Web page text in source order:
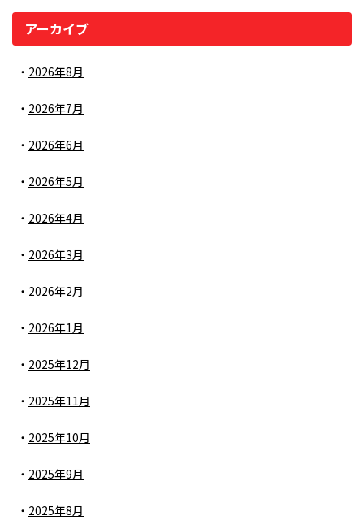
アーカイブ
2026年8月
2026年7月
2026年6月
2026年5月
2026年4月
2026年3月
2026年2月
2026年1月
2025年12月
2025年11月
2025年10月
2025年9月
2025年8月